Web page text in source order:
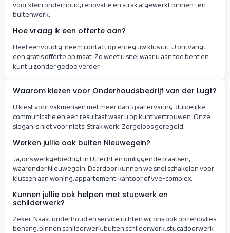
voor klein onderhoud, renovatie en strak afgewerkt binnen- en
buitenwerk.
Hoe vraag ik een offerte aan?
Heel eenvoudig: neem contact op en leg uw klus uit. U ontvangt
een gratis offerte op maat. Zo weet u snel waar u aan toe bent en
kunt u zonder gedoe verder.
Waarom kiezen voor Onderhoudsbedrijf van der Lugt?
U kiest voor vakmensen met meer dan 5 jaar ervaring, duidelijke
communicatie en een resultaat waar u op kunt vertrouwen. Onze
slogan is niet voor niets: Strak werk. Zorgeloos geregeld.
Werken jullie ook buiten Nieuwegein?
Ja, ons werkgebied ligt in Utrecht en omliggende plaatsen,
waaronder Nieuwegein. Daardoor kunnen we snel schakelen voor
klussen aan woning, appartement, kantoor of vve-complex.
Kunnen jullie ook helpen met stucwerk en
schilderwerk?
Zeker. Naast onderhoud en service richten wij ons ook op renovlies
behang, binnen schilderwerk, buiten schilderwerk, stucadoorwerk